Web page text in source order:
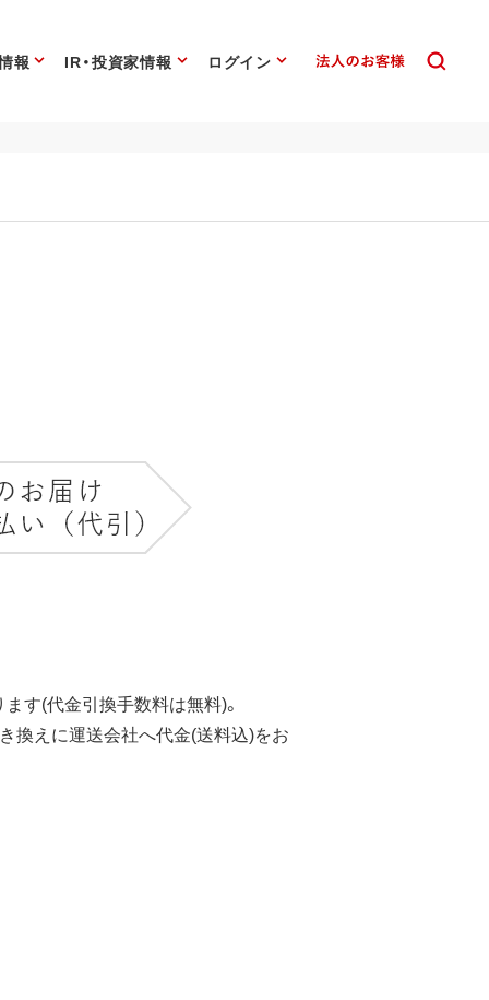
報 IR・投資家情報 ログイン
す(代金引換手数料は無料)。
換えに運送会社へ代金(送料込)をお